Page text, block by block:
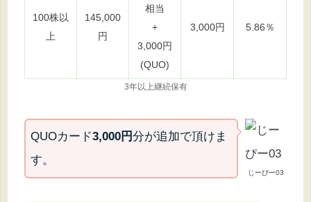
100株以
上
145,000
円
相当
+
3,000円
(QUO)
3,000円 5.86％
3年以上継続保有
じーぴー03
QUOカード3,000円分が追加で頂けま
す。